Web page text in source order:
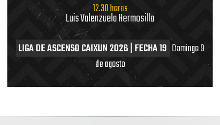
12.30 horas
Luis Valenzuela Hermosilla
LIGA DE ASCENSO CAIXUN 2026 | FECHA 19 Domingo 9
de agosto